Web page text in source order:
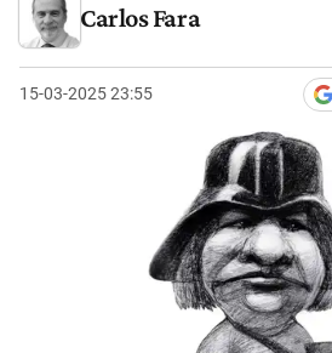
Carlos Fara
15-03-2025 23:55